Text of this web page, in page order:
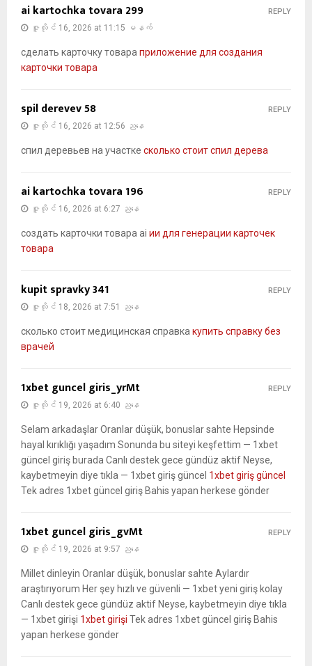
ai kartochka tovara 299
ဇူလိုင် 16, 2026 at 11:15 မနက်
сделать карточку товара приложение для создания
карточки товара
REPLY
spil derevev 58
ဇူလိုင် 16, 2026 at 12:56 ညနေ
спил деревьев на участке сколько стоит спил дерева
REPLY
ai kartochka tovara 196
ဇူလိုင် 16, 2026 at 6:27 ညနေ
создать карточки товара ai ии для генерации карточек
товара
REPLY
kupit spravky 341
ဇူလိုင် 18, 2026 at 7:51 ညနေ
сколько стоит медицинская справка купить справку без
врачей
REPLY
1xbet guncel giris_yrMt
ဇူလိုင် 19, 2026 at 6:40 ညနေ
Selam arkadaşlar Oranlar düşük, bonuslar sahte Hepsinde
hayal kırıklığı yaşadım Sonunda bu siteyi keşfettim — 1xbet
güncel giriş burada Canlı destek gece gündüz aktif Neyse,
kaybetmeyin diye tıkla — 1xbet giriş güncel 1xbet giriş güncel
Tek adres 1xbet güncel giriş Bahis yapan herkese gönder
REPLY
1xbet guncel giris_gvMt
ဇူလိုင် 19, 2026 at 9:57 ညနေ
Millet dinleyin Oranlar düşük, bonuslar sahte Aylardır
araştırıyorum Her şey hızlı ve güvenli — 1xbet yeni giriş kolay
Canlı destek gece gündüz aktif Neyse, kaybetmeyin diye tıkla
— 1xbet girişi 1xbet girişi Tek adres 1xbet güncel giriş Bahis
yapan herkese gönder
REPLY